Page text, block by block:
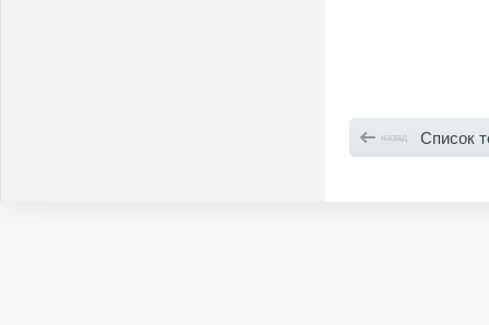
назад Список